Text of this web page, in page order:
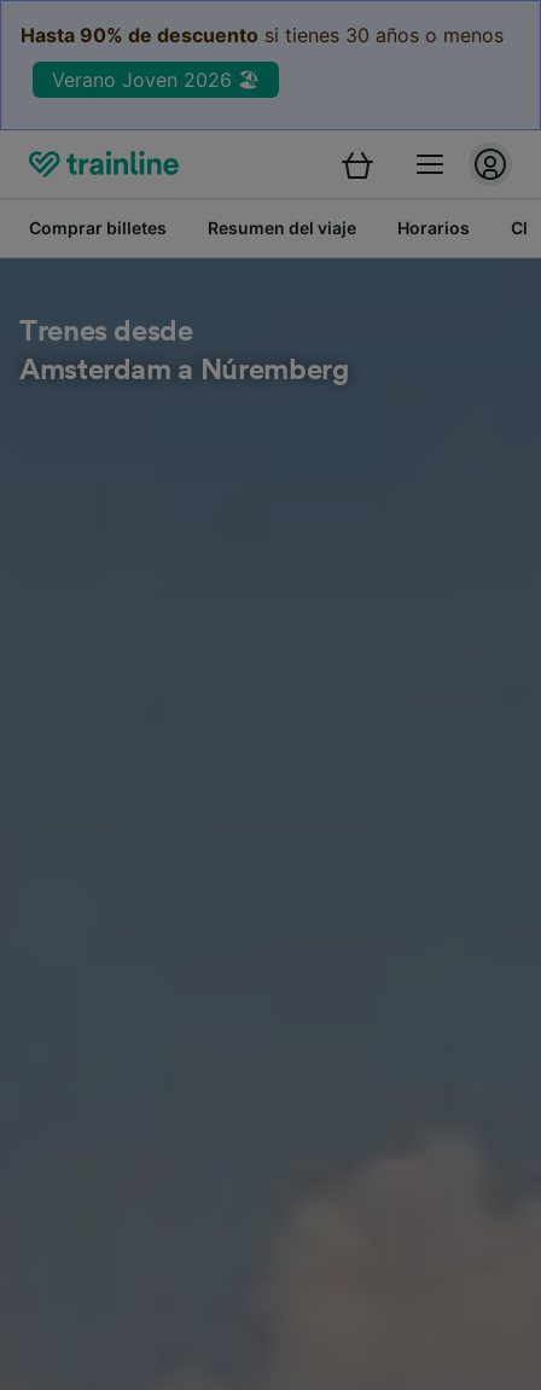
Hasta 90% de descuento si tienes 30 años o menos
Verano Joven 2026 🏖️
Comprar billetes Resumen del viaje Horarios
Trenes desde
Amsterdam a Núremberg